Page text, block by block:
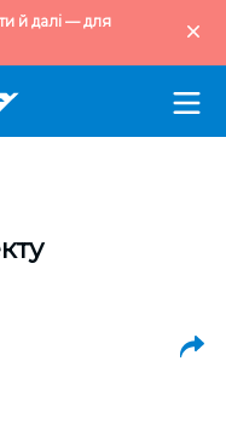
й далі — для